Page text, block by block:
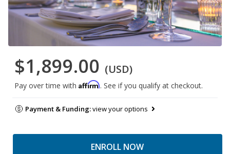
$1,899.00 (USD)
Pay over time with Affirm. See if you qualify at checkout.
Payment & Funding:view your options
ENROLL NOW